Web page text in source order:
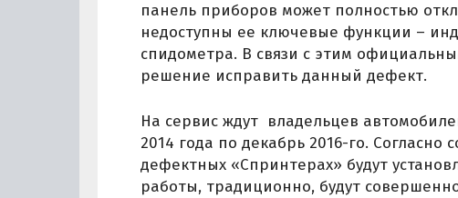
панель приборов может полностью
недоступны ее ключевые функции –
спидометра. В связи с этим
решение исправить данный дефект.
На сервис ждут владельцев
2014 года по декабрь 2016-го.
дефектных «Спринтерах» будут
работы, традиционно, будут